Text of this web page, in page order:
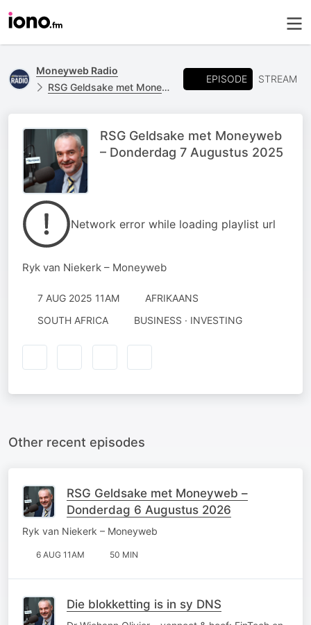
Moneyweb Radio
RSG Geldsake met Moneyweb
EPISODE STREAM
RSG Geldsake met Moneyweb
– Donderdag 7 Augustus 2025
Network error while loading playlist url
Ryk van Niekerk – Moneyweb
7 AUG 2025 11AM
AFRIKAANS
SOUTH AFRICA
BUSINESS · INVESTING
Other recent episodes
RSG Geldsake met Moneyweb –
Donderdag 6 Augustus 2026
Ryk van Niekerk – Moneyweb
6 AUG 11AM 50 MIN
Die blokketting is in sy DNS